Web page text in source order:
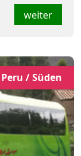
weiter
Peru / Süden